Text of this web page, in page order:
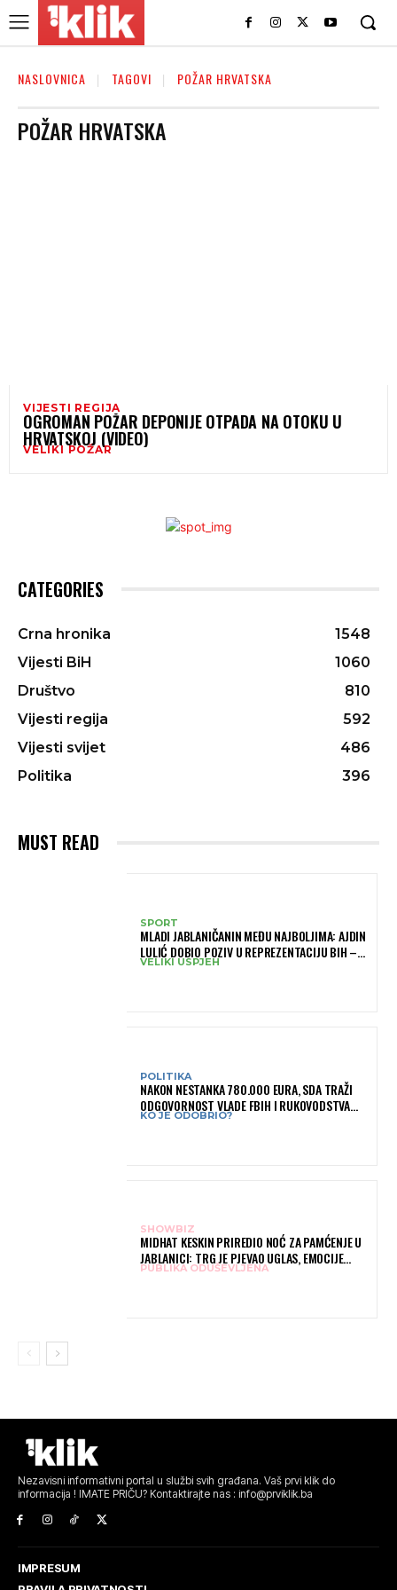
NASLOVNICA TAGOVI POŽAR HRVATSKA
POŽAR HRVATSKA
VIJESTI REGIJA
OGROMAN POŽAR DEPONIJE OTPADA NA OTOKU U
HRVATSKOJ (VIDEO)
VELIKI POŽAR
CATEGORIES
Crna hronika
1548
Vijesti BiH
1060
Društvo
810
Vijesti regija
592
Vijesti svijet
486
Politika
396
MUST READ
SPORT
MLADI JABLANIČANIN MEĐU NAJBOLJIMA: AJDIN
LULIĆ DOBIO POZIV U REPREZENTACIJU BIH –
BRANIT ĆE BOJE BIH NA SLOVENIA BALL
VELIKI USPJEH
POLITIKA
NAKON NESTANKA 780.000 EURA, SDA TRAŽI
ODGOVORNOST VLADE FBIH I RUKOVODSTVA
IGMANA
KO JE ODOBRIO?
SHOWBIZ
MIDHAT KESKIN PRIREDIO NOĆ ZA PAMĆENJE U
JABLANICI: TRG JE PJEVAO UGLAS, EMOCIJE
PREPLAVILE RODNI GRAD
PUBLIKA ODUŠEVLJENA
Nezavisni informativni portal u službi svih građana. Vaš prvi klik do
informacija ! IMATE PRIČU? Kontaktirajte nas : info@prviklik.ba
IMPRESUM